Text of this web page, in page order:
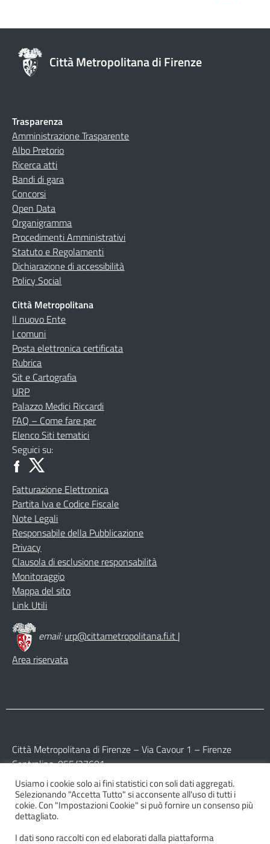
Città Metropolitana di Firenze
Trasparenza
Amministrazione Trasparente
Albo Pretorio
Ricerca atti
Bandi di gara
Concorsi
Open Data
Organigramma
Procedimenti Amministrativi
Statuto e Regolamenti
Dichiarazione di accessibilità
Policy Social
Città Metropolitana
Il nuovo Ente
I comuni
Posta elettronica certificata
Rubrica
Sit e Cartografia
URP
Palazzo Medici Riccardi
FAQ – Come fare per
Elenco Siti tematici
Seguici su:
Fatturazione Elettronica
Partita Iva e Codice Fiscale
Note Legali
Responsabile della Pubblicazione
Privacy
Clausola di esclusione responsabilità
Monitoraggio
Mappa del sito
Link Utili
email:urp@cittametropolitana.fi.it |
Area riservata
Città Metropolitana di Firenze – Via Cavour 1 – Firenze
Centralino: 055/27601
Partita IVA: 017 09 77 04 89
Codice Fiscale: 800 16 45 04 80
Usiamo i cookie solo ai fini statistici con soli dati aggregati.
Selezionando "Accetta Tutto" si acconsente all'uso di tutti i
cokie. Con "Impostazioni Cookie" si può fornire un consenso più
dettagliato.
I dati sono raccolti con ed elaborati dalla piattaforma